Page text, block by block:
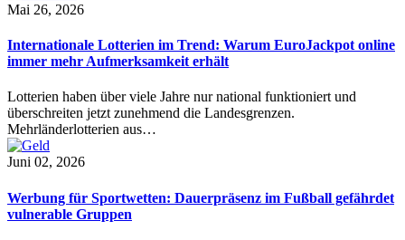
Mai 26, 2026
Internationale Lotterien im Trend: Warum EuroJackpot online
immer mehr Aufmerksamkeit erhält
Lotterien haben über viele Jahre nur national funktioniert und
überschreiten jetzt zunehmend die Landesgrenzen.
Mehrländerlotterien aus…
Juni 02, 2026
Werbung für Sportwetten: Dauerpräsenz im Fußball gefährdet
vulnerable Gruppen